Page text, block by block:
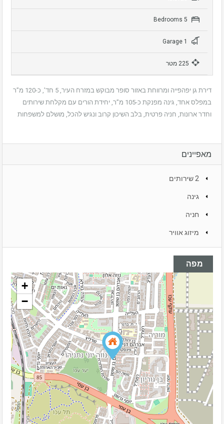
225 מטר
דירת גן יפהפייה ומרווחת באזור סופר מבוקש במזרח העיר, 5 חד’, כ-120 מ”ר
במפלס אחד, גינה מפנקת כ-105 מ”ר, יחידת הורים עם מקלחת שירותים
וחדר ארונות, חניה פרטית, בלב השיכון קרוב ונגיש להכל, מושלם למשפחות
מאפיינים
2 שירותים
גינה
חניה
מיזוג אוויר
מפה
+
−